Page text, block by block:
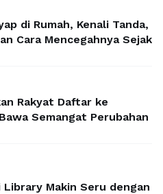
di Rumah, Kenali Tanda,
Cara Mencegahnya Sejak
Rakyat Daftar ke
Semangat Perubahan
Library Makin Seru dengan